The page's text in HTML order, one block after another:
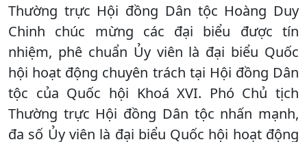
Thường trực Hội đồng Dân tộc Hoàng Duy
Chinh chúc mừng các đại biểu được tín
nhiệm, phê chuẩn Ủy viên là đại biểu Quốc
hội hoạt động chuyên trách tại Hội đồng Dân
tộc của Quốc hội Khoá XVI. Phó Chủ tịch
Thường trực Hội đồng Dân tộc nhấn mạnh,
đa số Ủy viên là đại biểu Quốc hội hoạt động